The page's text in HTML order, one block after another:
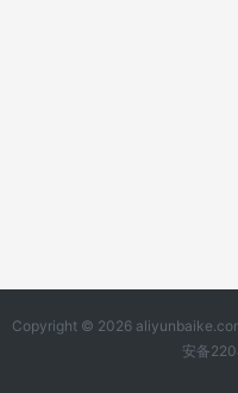
Copyright © 2026
安备